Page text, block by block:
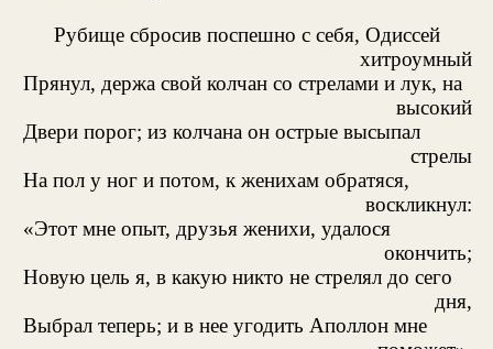
Рубище сбросив поспешно с себя, Одиссей
хитроумный
Прянул, держа свой колчан со стрелами и лук, на
высокий
Двери порог; из колчана он острые высыпал
стрелы
На пол у ног и потом, к женихам обратяся,
воскликнул:
«Этот мне опыт, друзья женихи, удалося
окончить;
Новую цель я, в какую никто не стрелял до сего
дня,
Выбрал теперь; и в нее угодить Аполлон мне